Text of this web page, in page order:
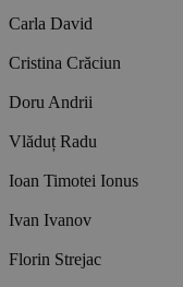
Carla David
Cristina Crăciun
Doru Andrii
Vlăduț Radu
Ioan Timotei Ionus
Ivan Ivanov
Florin Strejac